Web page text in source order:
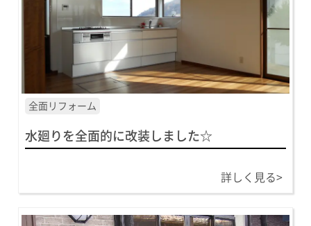
全面リフォーム
水廻りを全面的に改装しました☆
詳しく見る>